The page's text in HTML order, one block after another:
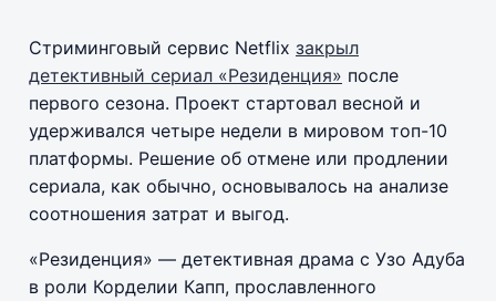
Стриминговый сервис Netflix закрыл
детективный сериал «Резиденция» после
первого сезона. Проект стартовал весной и
удерживался четыре недели в мировом топ-10
платформы. Решение об отмене или продлении
сериала, как обычно, основывалось на анализе
соотношения затрат и выгод.
«Резиденция» — детективная драма с Узо Адуба
в роли Корделии Капп, прославленного